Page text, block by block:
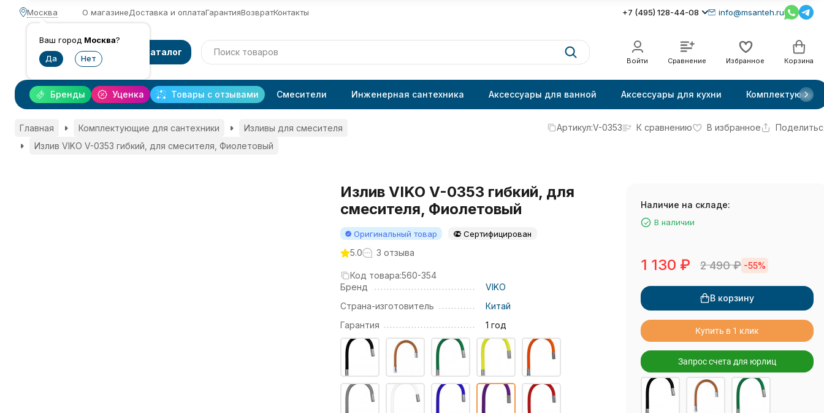
Москва
Ваш город Москва?
О магазинеДоставка и оплатаГарантияВозвратКонтакты +7 (495) 128-44-08 info@msanteh.ru
Каталог
Войти Сравнение Избранное Корзина
Уценка Товары с отзывами
Бренды Смесители Инженерная сантехника Аксессуары для ванной Аксессуары для кухни Комплектующие
Главная Комплектующие для сантехники
Изливы для смесителя
Излив VIKO V-0353 гибкий, для смесителя, Фиолетовый
Артикул:V-0353 К сравнению В избранное
Излив VIKO V-0353 гибкий, для
смесителя, Фиолетовый
Оригинальный товар Сертифицирован
5.0 3 отзыва
Код товара:560-354
Бренд
VIKO
Страна-изготовитель
Китай
Гарантия
1 год
Наличие на складе:
В наличии
1 130 ₽ 2 490₽ -55%
В корзину
Купить в 1 клик
Запрос счета для юрлиц